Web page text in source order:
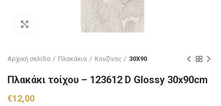
Αρχική σελίδα Πλακάκια Koυζίνας 30X90
Πλακάκι τοίχου – 123612 D Glossy 30x90cm
€12,00